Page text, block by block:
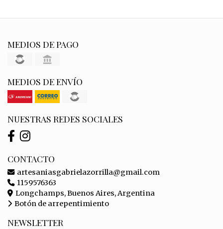
MEDIOS DE PAGO
MEDIOS DE ENVÍO
NUESTRAS REDES SOCIALES
CONTACTO
artesaniasgabrielazorrilla@gmail.com
1159576363
Longchamps, Buenos Aires, Argentina
Botón de arrepentimiento
NEWSLETTER